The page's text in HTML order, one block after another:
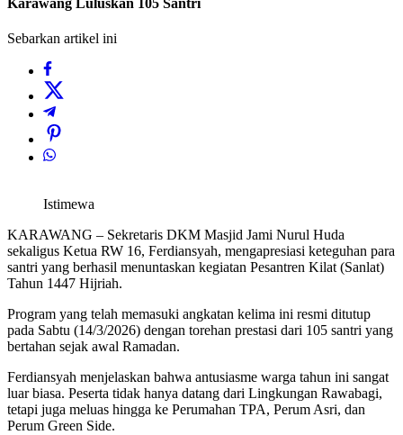
Karawang Luluskan 105 Santri
Sebarkan artikel ini
Istimewa
KARAWANG – Sekretaris DKM Masjid Jami Nurul Huda
sekaligus Ketua RW 16, Ferdiansyah, mengapresiasi keteguhan para
santri yang berhasil menuntaskan kegiatan Pesantren Kilat (Sanlat)
Tahun 1447 Hijriah.
Program yang telah memasuki angkatan kelima ini resmi ditutup
pada Sabtu (14/3/2026) dengan torehan prestasi dari 105 santri yang
bertahan sejak awal Ramadan.
Ferdiansyah menjelaskan bahwa antusiasme warga tahun ini sangat
luar biasa. Peserta tidak hanya datang dari Lingkungan Rawabagi,
tetapi juga meluas hingga ke Perumahan TPA, Perum Asri, dan
Perum Green Side.